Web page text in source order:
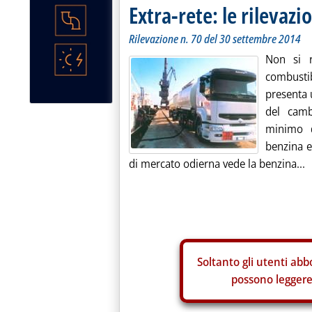
Extra-rete: le
Rilevazione n. 70 del 30 settembre 2014
Non si
presenta
del
minimo
benzina
di mercato odierna vede la benzina...
Soltanto gli utenti
possono